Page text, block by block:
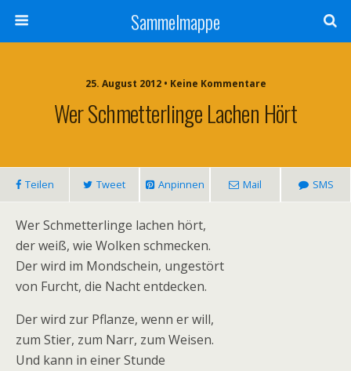
Sammelmappe
25. August 2012 • Keine Kommentare
Wer Schmetterlinge Lachen Hört
Teilen Tweet Anpinnen Mail SMS
Wer Schmetterlinge lachen hört,
der weiß, wie Wolken schmecken.
Der wird im Mondschein, ungestört
von Furcht, die Nacht entdecken.
Der wird zur Pflanze, wenn er will,
zum Stier, zum Narr, zum Weisen.
Und kann in einer Stunde